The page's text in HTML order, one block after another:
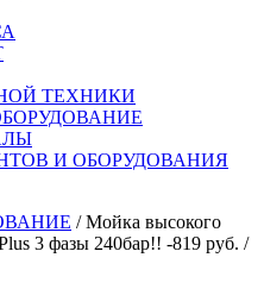
ТЕХНИКИ
И ОБОРУДОВАНИЯ
/ Мойка высокого
3 фазы 240бар!! -819 руб. /